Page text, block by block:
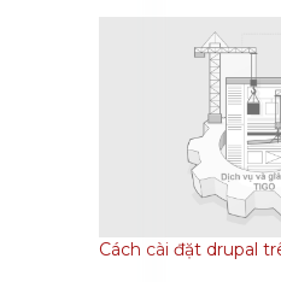
Cách cài đặt drupal